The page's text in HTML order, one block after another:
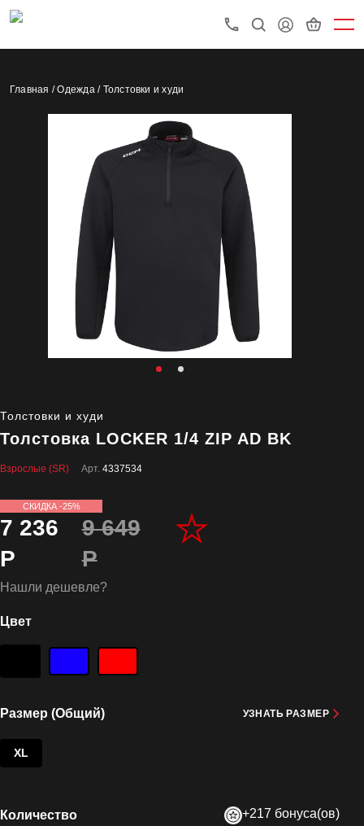
Главная /Одежда / Толстовки и худи
Толстовки и худи
Толстовка LOCKER 1/4 ZIP AD BK
Взрослые (SR) Арт. 4337534
СКИДКА -25%
7 236
Р
9 649
Р
Нашли дешевле?
Цвет
Размер (Общий) УЗНАТЬ РАЗМЕР
XL
Количество +217 бонуса(ов)